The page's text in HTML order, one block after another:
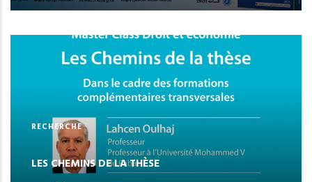
RECHERCHE
LES CHEMINS DE LA THÈSE